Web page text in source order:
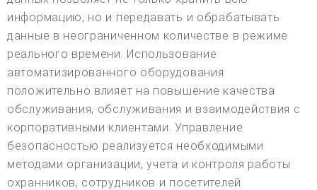
информацию, но и передавать и обрабатывать
данные в неограниченном количестве в режиме
реального времени. Использование
автоматизированного оборудования
положительно влияет на повышение качества
обслуживания, обслуживания и взаимодействия с
корпоративными клиентами. Управление
безопасностью реализуется необходимыми
методами организации, учета и контроля работы
охранников, сотрудников и посетителей.